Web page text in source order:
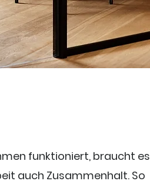
funktioniert, braucht es
auch Zusammenhalt. So